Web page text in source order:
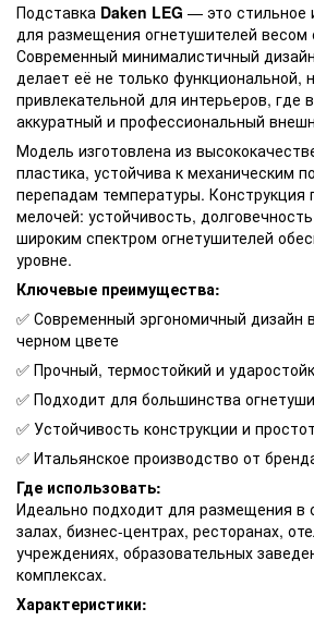
Подставка Daken LEG — это стильное
для размещения огнетушителей весом
Современный минималистичный
делает её не только функциональной,
привлекательной для интерьеров, где
аккуратный и профессиональный
Модель изготовлена из
пластика, устойчива к механическим
перепадам температуры. Конструкция
мелочей: устойчивость,
широким спектром огнетушителей
уровне.
Ключевые преимущества:
✅ Современный эргономичный дизайн
черном цвете
✅ Прочный, термостойкий и
✅ Подходит для большинства
✅ Устойчивость конструкции и
✅ Итальянское производство от
Где использовать:
Идеально подходит для размещения в
залах, бизнес-центрах, ресторанах,
учреждениях, образовательных
комплексах.
Характеристики: